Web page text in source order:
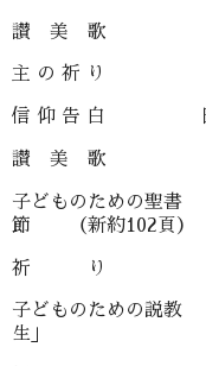
讃 美 歌 こ
主 の 祈 り
信 仰 告 白 日本
讃 美 歌 １９
子どものための聖書
節 （新約102頁）
祈 り
子どものための説教
生」 牧